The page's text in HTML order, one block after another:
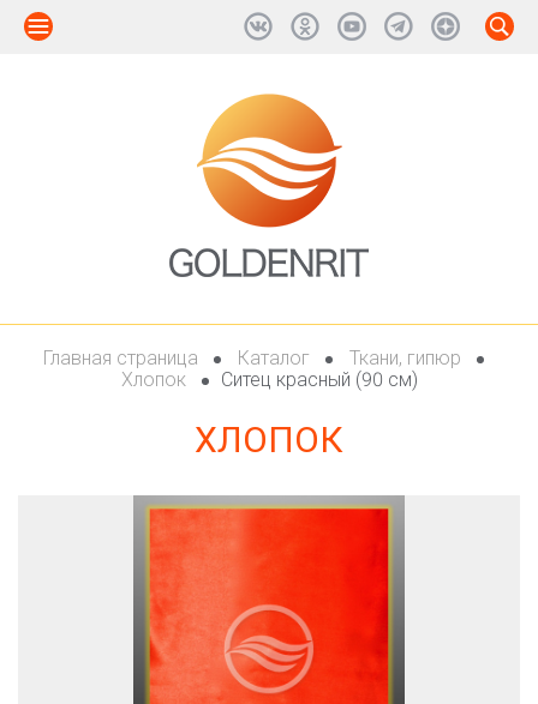
Главная страница Каталог
Ткани, гипюр
Хлопок
Ситец красный (90 см)
ХЛОПОК